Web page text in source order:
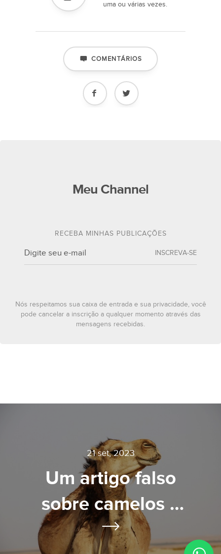
uma ou várias vezes.
COMENTÁRIOS
Meu Channel
RECEBA MINHAS PUBLICAÇÕES
INSCREVA-SE
Nós respeitamos sua caixa de entrada e sua privacidade, você
pode cancelar a inscrição a qualquer momento através das
mensagens recebidas.
21 set, 2023
Um artigo falso
sobre camelos e
desertos